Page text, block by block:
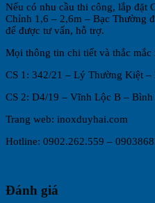
Nếu có nhu cầu thi công, lắp đặt
Chỉnh 1,6 – 2,6m – Bạc Thường
để được tư vấn, hỗ trợ.
Mọi thông tin chi tiết và thắc
CS 1: 342/21 – Lý Thường Kiệt –
CS 2: D4/19 – Vĩnh Lộc B – Bình
Trang web: inoxduyhai.com
Hotline: 0902.262.559 –
Đánh giá